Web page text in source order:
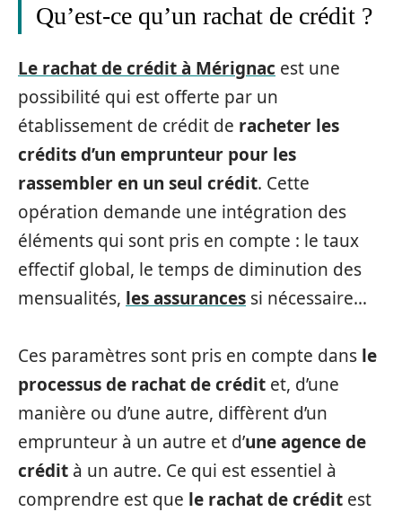
Qu’est-ce qu’un rachat de crédit ?
Le rachat de crédit à Mérignac est une
possibilité qui est offerte par un
établissement de crédit de racheter les
crédits d’un emprunteur pour les
rassembler en un seul crédit. Cette
opération demande une intégration des
éléments qui sont pris en compte : le taux
effectif global, le temps de diminution des
mensualités, les assurances si nécessaire…
Ces paramètres sont pris en compte dans le
processus de rachat de crédit et, d’une
manière ou d’une autre, diffèrent d’un
emprunteur à un autre et d’une agence de
crédit à un autre. Ce qui est essentiel à
comprendre est que le rachat de crédit est